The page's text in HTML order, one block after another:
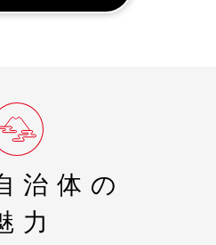
をよくご確認の上、お申込み
軽減を受ける場合には、寄附
年中であることが必要です。
ド決済の「決済日」となり
申込みいただいた寄附の取り
ご了承ください。
治体の
力